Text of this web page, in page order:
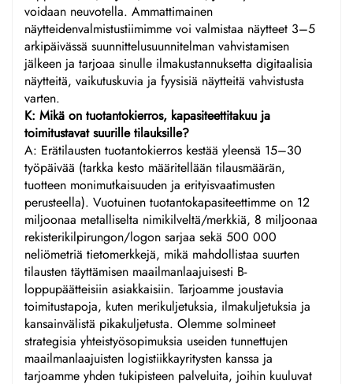
voidaan neuvotella. Ammattimainen
näytteidenvalmistustiimimme voi valmistaa näytteet 3–5
arkipäivässä suunnittelusuunnitelman vahvistamisen
jälkeen ja tarjoaa sinulle ilmakustannuksetta digitaalisia
näytteitä, vaikutuskuvia ja fyysisiä näytteitä vahvistusta
varten.
K: Mikä on tuotantokierros, kapasiteettitakuu ja
toimitustavat suurille tilauksille?
A: Erätilausten tuotantokierros kestää yleensä 15–30
työpäivää (tarkka kesto määritellään tilausmäärän,
tuotteen monimutkaisuuden ja erityisvaatimusten
perusteella). Vuotuinen tuotantokapasiteettimme on 12
miljoonaa metalliselta nimikilveltä/merkkiä, 8 miljoonaa
rekisterikilpirungon/logon sarjaa sekä 500 000
neliömetriä tietomerkkejä, mikä mahdollistaa suurten
tilausten täyttämisen maailmanlaajuisesti B-
loppupäätteisiin asiakkaisiin. Tarjoamme joustavia
toimitustapoja, kuten merikuljetuksia, ilmakuljetuksia ja
kansainvälistä pikakuljetusta. Olemme solmineet
strategisia yhteistyösopimuksia useiden tunnettujen
maailmanlaajuisten logistiikkayritysten kanssa ja
tarjoamme yhden tukipisteen palveluita, joihin kuuluvat